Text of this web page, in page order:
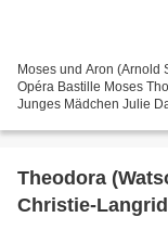
Moses und Aron (Arnold
Opéra Bastille Moses
Junges Mädchen Julie
Theodora
Christie-